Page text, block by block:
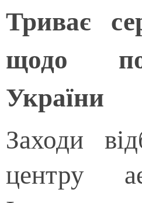
Триває
щодо
України
Заходи
центру